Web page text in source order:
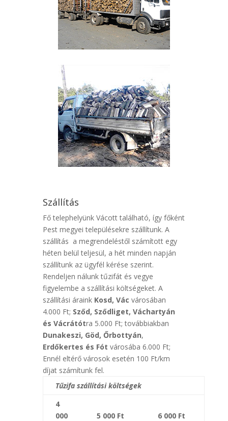
Szállítás
Fő telephelyünk Vácott található, így főként
Pest megyei településekre szállítunk. A
szállítás a megrendeléstől számított egy
héten belül teljesül, a hét minden napján
szállítunk az ügyfél kérése szerint.
Rendeljen nálunk tűzifát és vegye
figyelembe a szállítási költségeket. A
szállítási áraink Kosd, Vác városában
4.000 Ft; Sződ, Sződliget, Váchartyán
és Vácrátótra 5.000 Ft; továbbiakban
Dunakeszi, Göd, Őrbottyán,
Erdőkertes és Fót városába 6.000 Ft;
Ennél eltérő városok esetén 100 Ft/km
díjat számítunk fel.
Tűzifa szállítási költségek
4
000
5 000 Ft 6 000 Ft